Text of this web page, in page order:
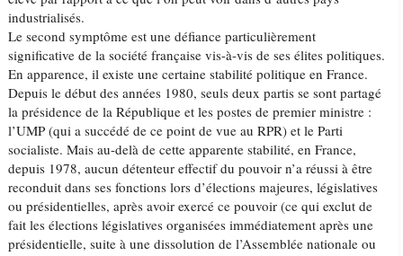
industrialisés.
Le second symptôme est une défiance particulièrement
significative de la société française vis-à-vis de ses élites politiques.
En apparence, il existe une certaine stabilité politique en France.
Depuis le début des années 1980, seuls deux partis se sont partagé
la présidence de la République et les postes de premier ministre :
l’UMP (qui a succédé de ce point de vue au RPR) et le Parti
socialiste. Mais au-delà de cette apparente stabilité, en France,
depuis 1978, aucun détenteur effectif du pouvoir n’a réussi à être
reconduit dans ses fonctions lors d’élections majeures, législatives
ou présidentielles, après avoir exercé ce pouvoir (ce qui exclut de
fait les élections législatives organisées immédiatement après une
présidentielle, suite à une dissolution de l’Assemblée nationale ou